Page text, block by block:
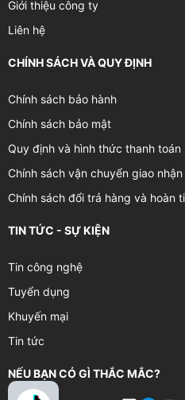
Giới thiệu công ty
Liên hệ
CHÍNH SÁCH VÀ QUY ĐỊNH
Chính sách bảo hành
Chính sách bảo mật
Quy định và hình thức thanh toán
Chính sách vận chuyển giao
Chính sách đổi trả hàng và hoàn
TIN TỨC - SỰ KIỆN
Tin công nghệ
Tuyển dụng
Khuyến mại
Tin tức
NẾU BẠN CÓ GÌ THẮC MẮC?